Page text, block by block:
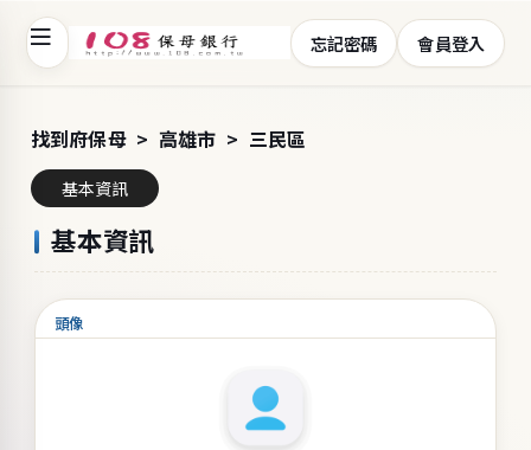
108保母銀行 - 提供家長、保母媒合平台與專業坐月子
忘記密碼 會員登入
找到府保母 高雄市 三民區
基本資訊
基本資訊
頭像